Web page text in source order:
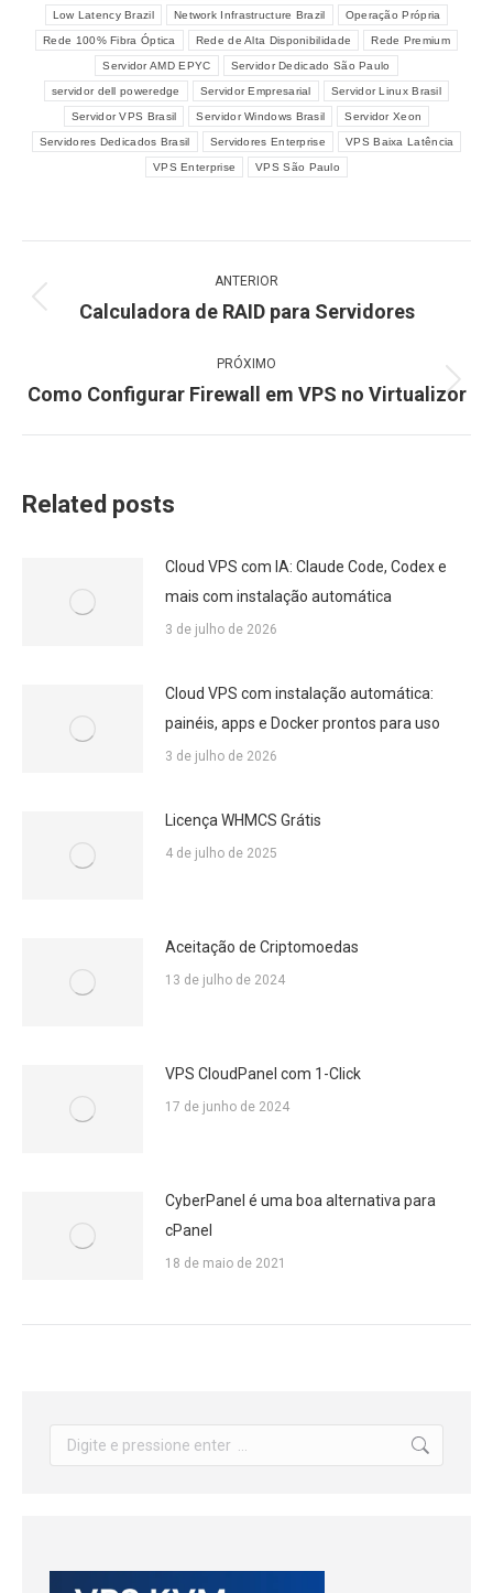
Low Latency Brazil Network Infrastructure Brazil Operação Própria
Rede 100% Fibra Óptica Rede de Alta Disponibilidade Rede Premium
Servidor AMD EPYC Servidor Dedicado São Paulo
servidor dell poweredge Servidor Empresarial Servidor Linux Brasil
Servidor VPS Brasil Servidor Windows Brasil Servidor Xeon
Servidores Dedicados Brasil Servidores Enterprise VPS Baixa Latência
VPS Enterprise VPS São Paulo
de
ANTERIOR
Post
Calculadora de RAID para Servidores
PRÓXIMO
Próximo
Como Configurar Firewall em VPS no Virtualizor
Related posts
Cloud VPS com IA: Claude Code, Codex e
mais com instalação automática
3 de julho de 2026
Cloud VPS com instalação automática:
painéis, apps e Docker prontos para uso
3 de julho de 2026
Licença WHMCS Grátis
4 de julho de 2025
Aceitação de Criptomoedas
13 de julho de 2024
VPS CloudPanel com 1-Click
17 de junho de 2024
CyberPanel é uma boa alternativa para
cPanel
18 de maio de 2021
Search: